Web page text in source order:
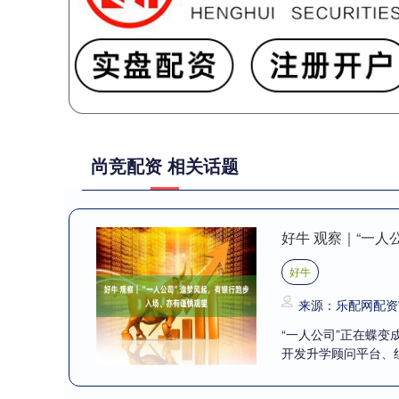
尚竞配资 相关话题
好牛 观察｜“一人
好牛
来源：乐配网配
“一人公司”正在蝶变
开发升学顾问平台、